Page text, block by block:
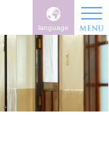
language